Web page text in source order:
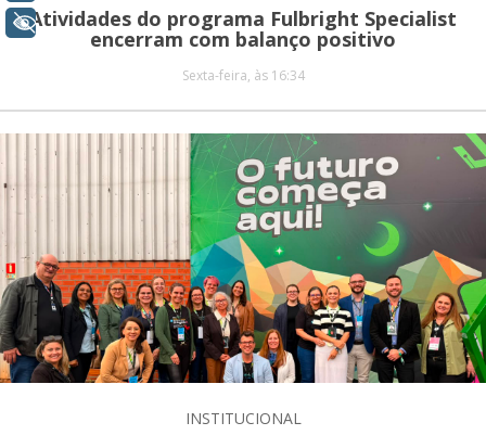
Atividades do programa Fulbright Specialist
encerram com balanço positivo
Sexta-feira, às 16:34
INSTITUCIONAL
+ Acessibilidade